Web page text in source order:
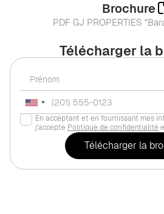
Télécharger la
En acceptant et en fournissant mes
j'accepte Politique de confidentialité
Brochure
PDF GJ PROPERTIES